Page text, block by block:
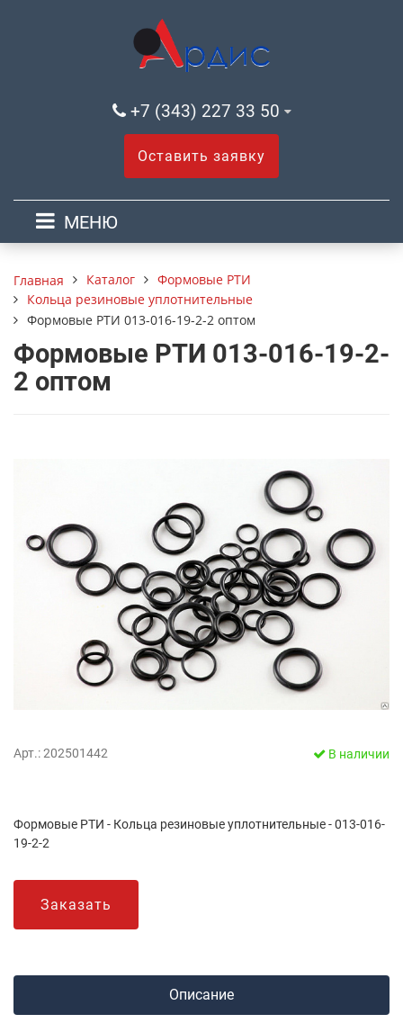
+7 (343) 227 33 50
Оставить заявку
МЕНЮ
Главная Каталог
Формовые РТИ
Кольца резиновые уплотнительные
Формовые РТИ 013-016-19-2-2 оптом
Формовые РТИ 013-016-19-2-
2 оптом
Арт.: 202501442 В наличии
Формовые РТИ - Кольца резиновые уплотнительные - 013-016-
19-2-2
Заказать
Описание